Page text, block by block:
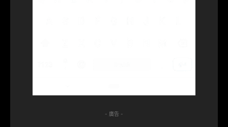
- 廣告 -